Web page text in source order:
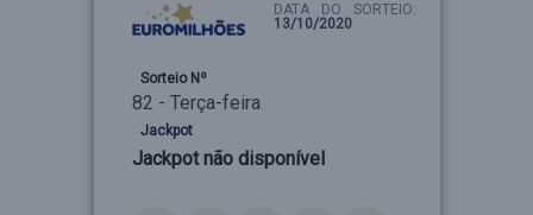
DATA DO SORTEIO:
13/10/2020
Sorteio Nº
82 - Terça-feira
Jackpot
Jackpot não disponível